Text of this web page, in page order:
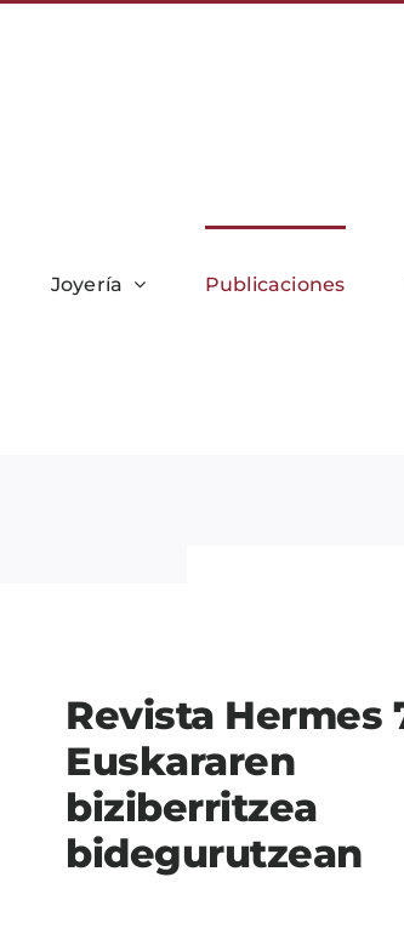
Joyería Publicaciones
Revista Hermes
Euskararen
biziberritzea
bidegurutzean